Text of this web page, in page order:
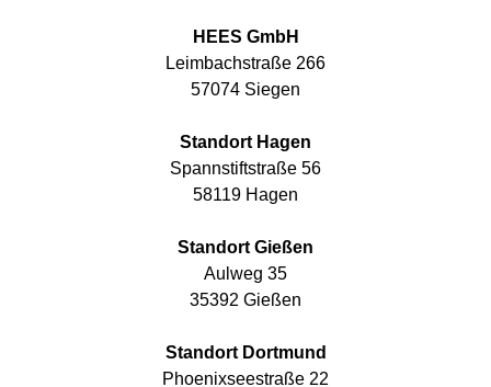
HEES GmbH
Leimbachstraße 266
57074 Siegen
Standort Hagen
Spannstiftstraße 56
58119 Hagen
Standort Gießen
Aulweg 35
35392 Gießen
Standort Dortmund
Phoenixseestraße 22